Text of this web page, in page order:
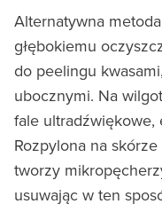
Alternatywna
głębokiemu
do peelingu
ubocznymi. Na
fale ultradźwiękowe,
Rozpylona na
tworzy
usuwając w ten